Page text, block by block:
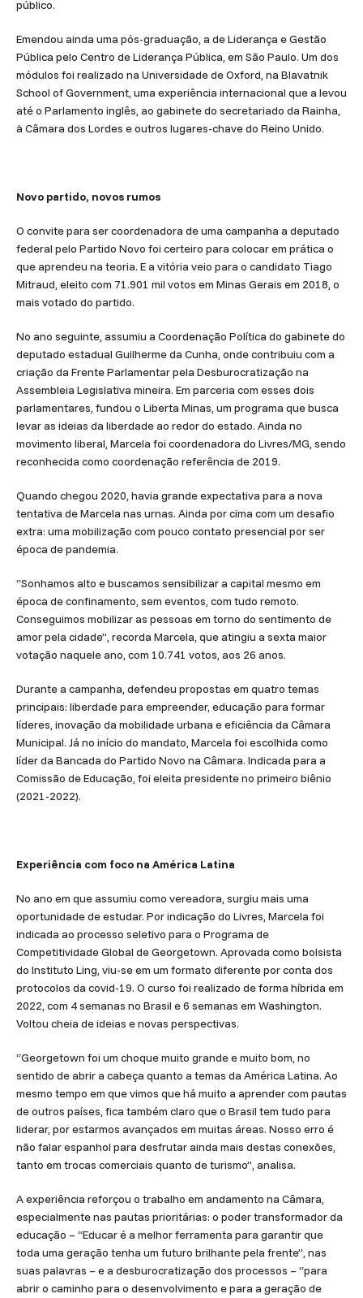
público.
Emendou ainda uma pós-graduação, a de Liderança e Gestão
Pública pelo Centro de Liderança Pública, em São Paulo. Um dos
módulos foi realizado na Universidade de Oxford, na Blavatnik
School of Government, uma experiência internacional que a levou
até o Parlamento inglês, ao gabinete do secretariado da Rainha,
à Câmara dos Lordes e outros lugares-chave do Reino Unido.
Novo partido, novos rumos
O convite para ser coordenadora de uma campanha a deputado
federal pelo Partido Novo foi certeiro para colocar em prática o
que aprendeu na teoria. E a vitória veio para o candidato Tiago
Mitraud, eleito com 71.901 mil votos em Minas Gerais em 2018, o
mais votado do partido.
No ano seguinte, assumiu a Coordenação Política do gabinete do
deputado estadual Guilherme da Cunha, onde contribuiu com a
criação da Frente Parlamentar pela Desburocratização na
Assembleia Legislativa mineira. Em parceria com esses dois
parlamentares, fundou o Liberta Minas, um programa que busca
levar as ideias da liberdade ao redor do estado. Ainda no
movimento liberal, Marcela foi coordenadora do Livres/MG, sendo
reconhecida como coordenação referência de 2019.
Quando chegou 2020, havia grande expectativa para a nova
tentativa de Marcela nas urnas. Ainda por cima com um desafio
extra: uma mobilização com pouco contato presencial por ser
época de pandemia.
“Sonhamos alto e buscamos sensibilizar a capital mesmo em
época de confinamento, sem eventos, com tudo remoto.
Conseguimos mobilizar as pessoas em torno do sentimento de
amor pela cidade”, recorda Marcela, que atingiu a sexta maior
votação naquele ano, com 10.741 votos, aos 26 anos.
Durante a campanha, defendeu propostas em quatro temas
principais: liberdade para empreender, educação para formar
líderes, inovação da mobilidade urbana e eficiência da Câmara
Municipal. Já no início do mandato, Marcela foi escolhida como
líder da Bancada do Partido Novo na Câmara. Indicada para a
Comissão de Educação, foi eleita presidente no primeiro biênio
(2021-2022).
Experiência com foco na América Latina
No ano em que assumiu como vereadora, surgiu mais uma
oportunidade de estudar. Por indicação do Livres, Marcela foi
indicada ao processo seletivo para o Programa de
Competitividade Global de Georgetown. Aprovada como bolsista
do Instituto Ling, viu-se em um formato diferente por conta dos
protocolos da covid-19. O curso foi realizado de forma híbrida em
2022, com 4 semanas no Brasil e 6 semanas em Washington.
Voltou cheia de ideias e novas perspectivas.
“Georgetown foi um choque muito grande e muito bom, no
sentido de abrir a cabeça quanto a temas da América Latina. Ao
mesmo tempo em que vimos que há muito a aprender com pautas
de outros países, fica também claro que o Brasil tem tudo para
liderar, por estarmos avançados em muitas áreas. Nosso erro é
não falar espanhol para desfrutar ainda mais destas conexões,
tanto em trocas comerciais quanto de turismo”, analisa.
A experiência reforçou o trabalho em andamento na Câmara,
especialmente nas pautas prioritárias: o poder transformador da
educação – “Educar é a melhor ferramenta para garantir que
toda uma geração tenha um futuro brilhante pela frente”, nas
suas palavras – e a desburocratização dos processos – “para
abrir o caminho para o desenvolvimento e para a geração de